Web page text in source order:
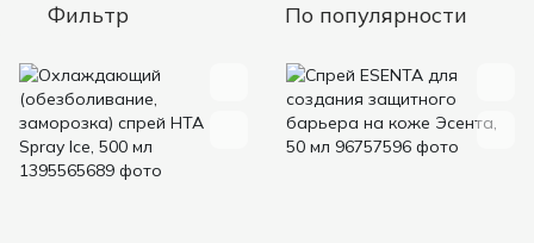
Фильтр По популярности